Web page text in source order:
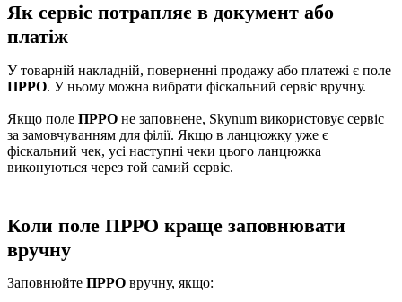
Як сервіс потрапляє в документ або
платіж
У товарній накладній, поверненні продажу або платежі є поле
ПРРО. У ньому можна вибрати фіскальний сервіс вручну.
Якщо поле ПРРО не заповнене, Skynum використовує сервіс
за замовчуванням для філії. Якщо в ланцюжку уже є
фіскальний чек, усі наступні чеки цього ланцюжка
виконуються через той самий сервіс.
Коли поле ПРРО краще заповнювати
вручну
Заповнюйте ПРРО вручну, якщо: